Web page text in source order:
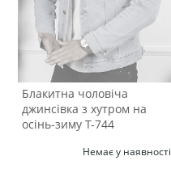
Блакитна чоловіча
джинсівка з хутром на
осінь-зиму Т-744
Немає у наявності